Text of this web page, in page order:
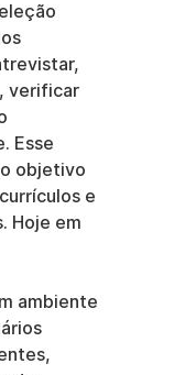
verificar
Esse
objetivo
e
Hoje em
ambiente